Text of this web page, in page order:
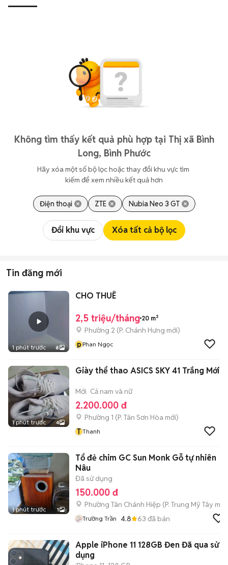
Không tìm thấy kết quả phù hợp tại Thị xã Bình
Long, Bình Phước
Hãy xóa một số bộ lọc hoặc thay đổi khu vực tìm
kiếm để xem nhiều kết quả hơn
Điện thoại ZTE Nubia Neo 3 GT
Đổi khu vực Xóa tất cả bộ lọc
Tin đăng mới
1 phút trước 8
CHO THUÊ
2,5 triệu/tháng 20 m²
Phường 2 (P. Chánh Hưng mới)
pPhan Ngọc
1 phút trước 4
Giày thể thao ASICS SKY 41 Trắng Mới
Mới Cả nam và nữ
2.200.000 đ
Phường 1 (P. Tân Sơn Hòa mới)
T Thanh
1 phút trước 1
Tổ đẻ chim GC Sun Monk Gỗ tự nhiên
Nâu
Đã sử dụng
150.000 đ
Phường Tân Chánh Hiệp (P. Trung Mỹ Tây mới)
Trường Trần 4.8 63 đã bán
Apple iPhone 11 128GB Đen Đã qua sử
dụng